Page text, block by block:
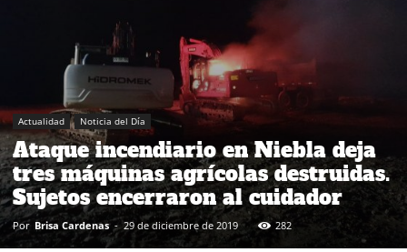
Actualidad Noticia del Día
Ataque incendiario en Niebla deja
tres máquinas agrícolas destruidas.
Sujetos encerraron al cuidador
Por Brisa Cardenas - 29 de diciembre de 2019 282